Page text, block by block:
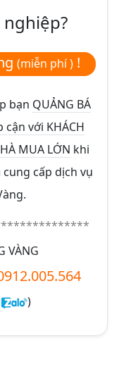
(miễn phí ) !
bạn QUẢNG BÁ
cận với KHÁCH
MUA LỚN khi
cấp dịch vụ
VÀNG
)